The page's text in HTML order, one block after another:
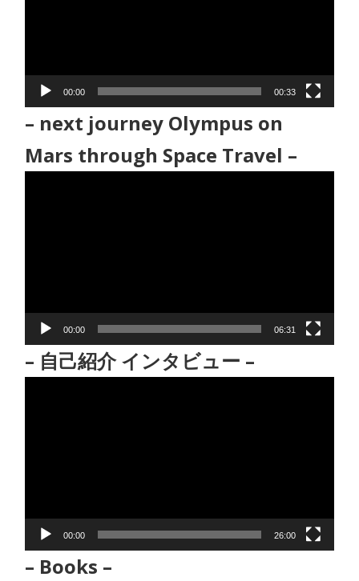
ー
00:00 00:33
– next journey Olympus on
Mars through Space Travel –
ー
00:00 06:31
– 自己紹介 インタビュー –
ー
00:00 26:00
– Books –